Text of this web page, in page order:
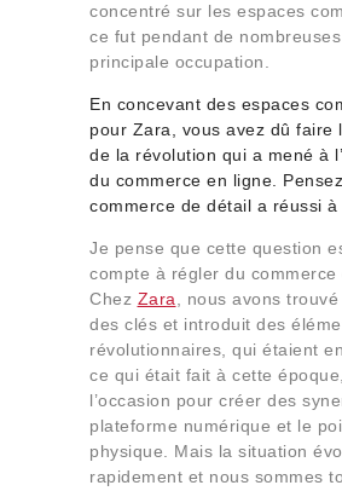
concentré sur les espaces
ce fut pendant de
principale occupation.
En concevant des espaces
pour Zara, vous avez dû faire
de la révolution qui a mené à
du commerce en ligne.
commerce de détail a réussi
Je pense que cette question
compte à régler du commerce
Chez Zara , nous avons
des clés et introduit des
révolutionnaires, qui étaient
ce qui était fait à cette
l’occasion pour créer des
plateforme numérique et le
physique. Mais la situation
rapidement et nous sommes